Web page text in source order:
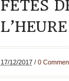
FÊTES
17/12/2017/ 0